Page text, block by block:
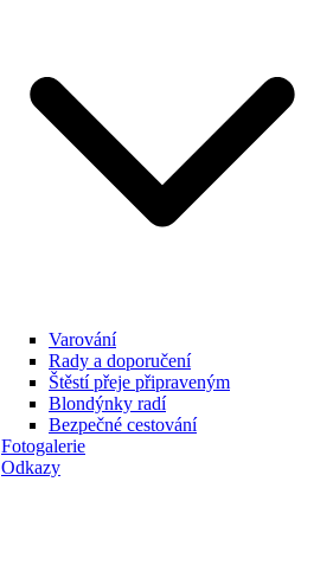
Varování
Rady a doporučení
Štěstí přeje připraveným
Blondýnky radí
Bezpečné cestování
Fotogalerie
Odkazy